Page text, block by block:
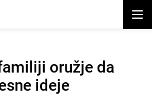
oružje da
ideje